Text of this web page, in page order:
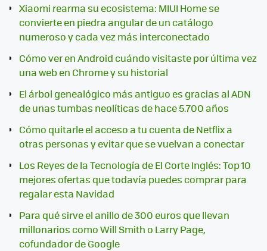
Xiaomi rearma su ecosistema: MIUI Home se
convierte en piedra angular de un catálogo
numeroso y cada vez más interconectado
Cómo ver en Android cuándo visitaste por última vez
una web en Chrome y su historial
El árbol genealógico más antiguo es gracias al ADN
de unas tumbas neolíticas de hace 5.700 años
Cómo quitarle el acceso a tu cuenta de Netflix a
otras personas y evitar que se vuelvan a conectar
Los Reyes de la Tecnología de El Corte Inglés: Top 10
mejores ofertas que todavía puedes comprar para
regalar esta Navidad
Para qué sirve el anillo de 300 euros que llevan
millonarios como Will Smith o Larry Page,
cofundador de Google